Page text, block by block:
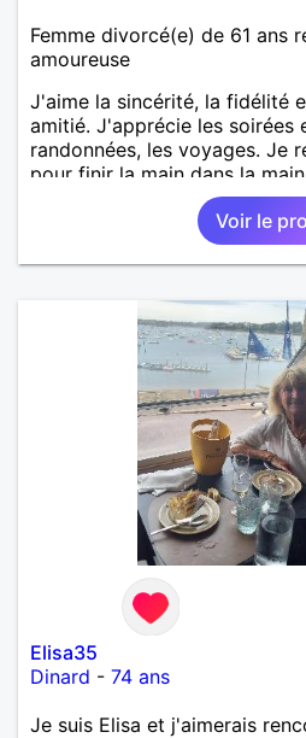
Femme divorcé(e) de 61 ans
amoureuse
J'aime la sincérité, la fidélité
amitié. J'apprécie les soirées
randonnées, les voyages. Je
pour finir la main dans la main.
Voir le
Elisa35
Dinard - 74 ans
Je suis Elisa et j'aimerais